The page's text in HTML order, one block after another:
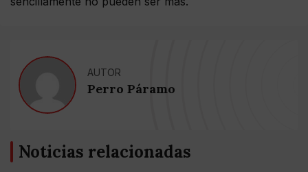
AUTOR
Perro Páramo
Noticias relacionadas